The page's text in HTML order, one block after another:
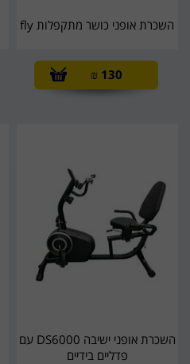
השכרת אופני כושר מתקפלות fly
130
₪
השכרת אופני ישיבה DS6000 עם
פדליים בידיים